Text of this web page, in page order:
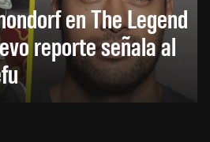
en The Legend
reporte señala al